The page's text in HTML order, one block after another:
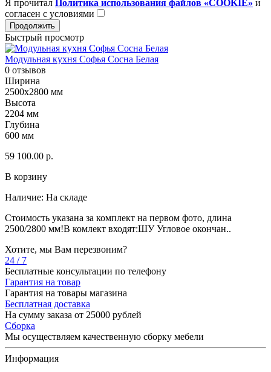
Я прочитал Политика использования файлов «COOKIE» и
согласен с условиями
Продолжить
Быстрый просмотр
Модульная кухня Софья Сосна Белая
0 отзывов
Ширина
2500х2800 мм
Высота
2204 мм
Глубина
600 мм
59 100.00 р.
В корзину
Наличие: На складе
Стоимость указана за комплект на первом фото, длина
2500/2800 мм!В комлект входят:ШУ Угловое окончан..
Хотите, мы Вам перезвоним?
24 / 7
Бесплатные консультации по телефону
Гарантия на товар
Гарантия на товары магазина
Бесплатная доставка
На сумму заказа от 25000 рублей
Сборка
Мы осуществляем качественную сборку мебели
Информация